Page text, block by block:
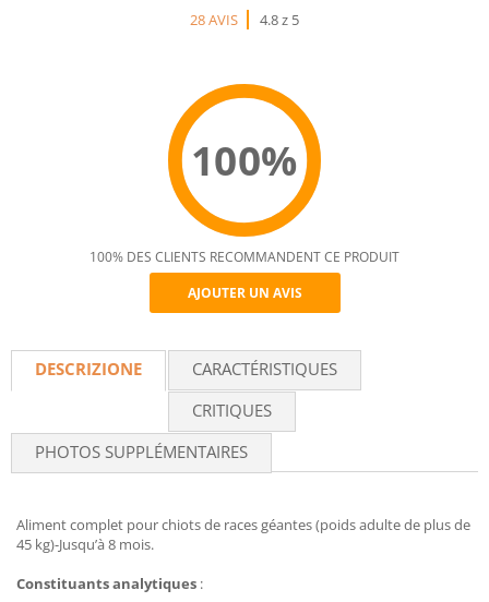
28 AVIS
4.8 z 5
100%
Recommend
100% DES CLIENTS RECOMMANDENT CE PRODUIT
AJOUTER UN AVIS
DESCRIZIONE
CARACTÉRISTIQUES
CRITIQUES
PHOTOS SUPPLÉMENTAIRES
Aliment complet pour chiots de races géantes (poids adulte de plus de
45 kg)-Jusqu’à 8 mois.
Constituants analytiques :